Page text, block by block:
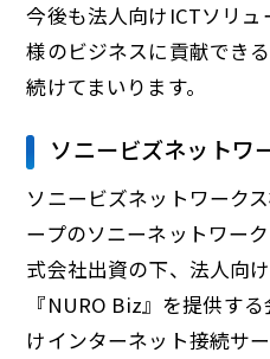
今後も法人向けICTソリ
様のビジネスに貢献でき
続けてまいります。
ソニービズネットワ
ソニービズネットワーク
ープのソニーネットワー
式会社出資の下、法人向
『NURO Biz』を提供す
けインターネット接続サ